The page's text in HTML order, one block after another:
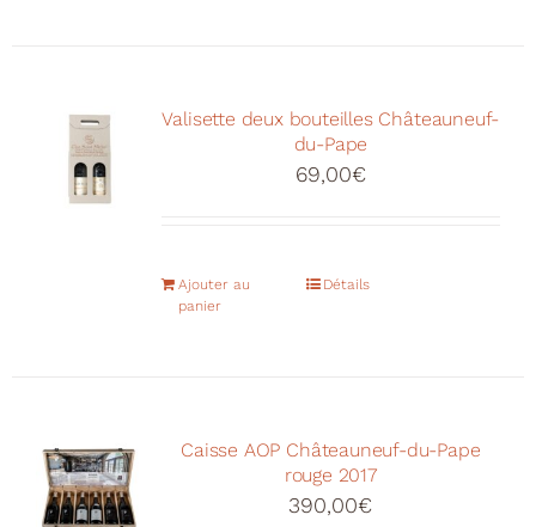
Valisette deux bouteilles Châteauneuf-
du-Pape
69,00€
Ajouter au
panier
Détails
Caisse AOP Châteauneuf-du-Pape
rouge 2017
390,00€